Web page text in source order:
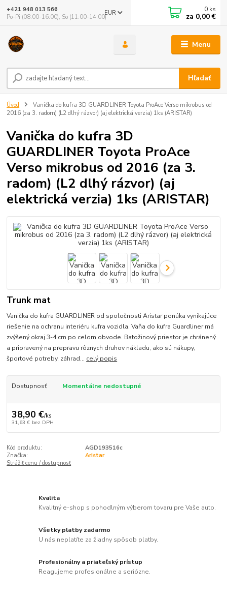
Menu
EUR
Hľadať
+421 948 013 566
Po-Pi (08:00-16:00), So (11:00-14:00)
0 ks
za 0,00 €
Úvod
Vanička do kufra 3D GUARDLINER Toyota ProAce Verso mikrobus od
2016 (za 3. radom) (L2 dlhý rázvor) (aj elektrická verzia) 1ks (ARISTAR)
Vanička do kufra 3D
GUARDLINER Toyota ProAce
Verso mikrobus od 2016 (za 3.
radom) (L2 dlhý rázvor) (aj
elektrická verzia) 1ks (ARISTAR)
Trunk mat
Vanička do kufra GUARDLINER od spoločnosti Aristar ponúka vynikajúce
riešenie na ochranu interiéru kufra vozidla. Vaňa do kufra Guardliner má
zvýšený okraj 3-4 cm po celom obvode. Batožinový priestor je chránený
a pripravený na prepravu rôznych druhov nákladu, ako sú nákupy,
športové potreby, záhrad... celý popis
Dostupnosť Momentálne nedostupné
38,90 €/ks
31,63 € bez DPH
Kód produktu:
AGD193516c
Značka:
Aristar
Strážiť cenu / dostupnosť
Kvalita
Kvalitný e-shop s pohodlným výberom tovaru pre Vaše auto.
Všetky platby zadarmo
U nás neplatíte za žiadny spôsob platby.
Profesionálny a priateľský prístup
Reagujeme profesionálne a seriózne.